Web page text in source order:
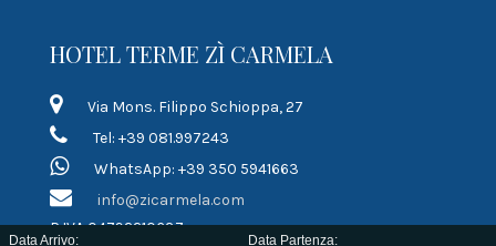
HOTEL TERME ZÌ CARMELA
Via Mons. Filippo Schioppa, 27
Tel: +39 081.997243
WhatsApp: +39 350 5941663
info@zicarmela.com
P.IVA 04792210637
Data Arrivo: Data Partenza: